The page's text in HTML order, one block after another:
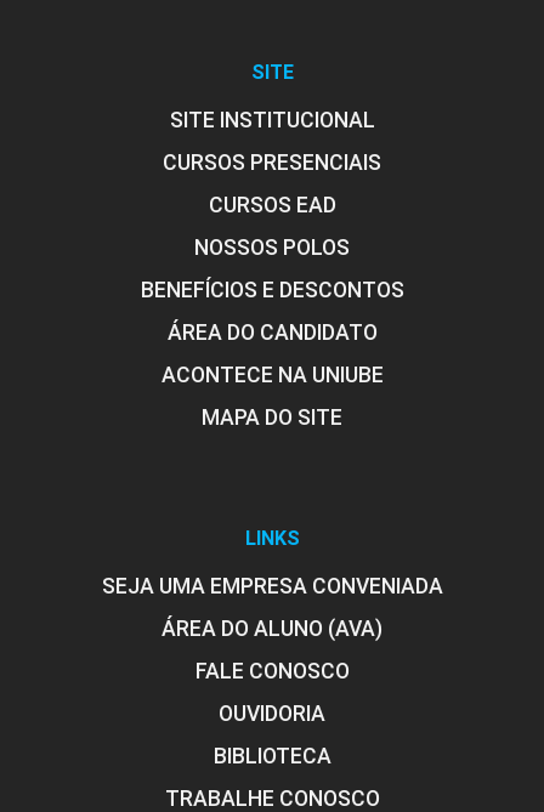
SITE
SITE INSTITUCIONAL
CURSOS PRESENCIAIS
CURSOS EAD
NOSSOS POLOS
BENEFÍCIOS E DESCONTOS
ÁREA DO CANDIDATO
ACONTECE NA UNIUBE
MAPA DO SITE
LINKS
SEJA UMA EMPRESA CONVENIADA
ÁREA DO ALUNO (AVA)
FALE CONOSCO
OUVIDORIA
BIBLIOTECA
TRABALHE CONOSCO